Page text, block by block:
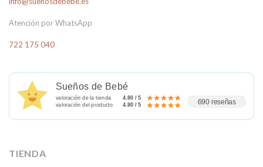
Atención por WhatsApp
722 175 040
Sueños de Bebé
valoración de la tienda
4.80 / 5
valoración del producto
4.80 / 5 690 reseñas
TIENDA